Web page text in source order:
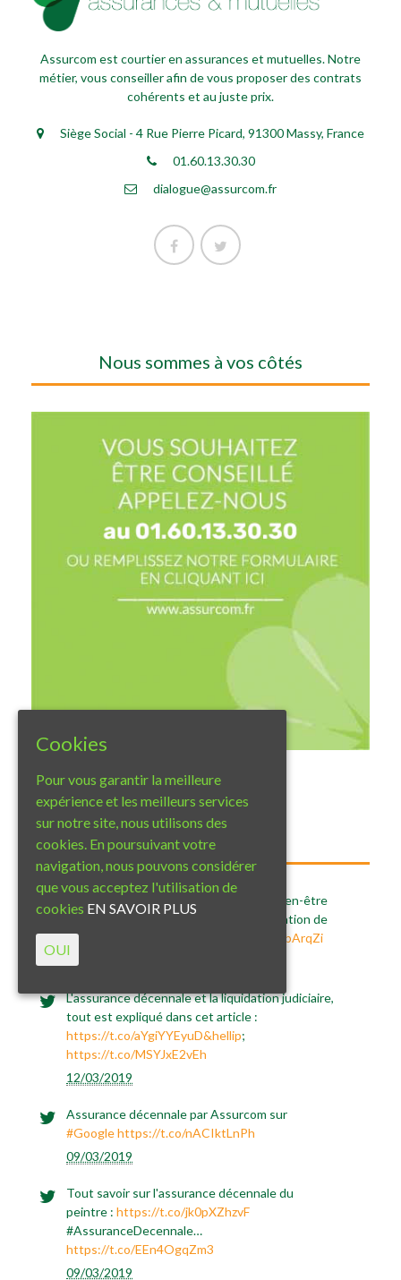
Assurcom est courtier en assurances et mutuelles. Notre
métier, vous conseiller afin de vous proposer des contrats
cohérents et au juste prix.
Siège Social - 4 Rue Pierre Picard, 91300 Massy, France
01.60.13.30.30
dialogue@assurcom.fr
Nous sommes à vos côtés
Twitter
Ce nouvel article "l’assurance RC Pro bien-être
et la chiromancie" met en avant l'intégration de
la#chiromancie
https://t.co/U9DQbArqZi
12/03/2019
L'assurance décennale et la liquidation judiciaire,
tout est expliqué dans cet article :
https://t.co/aYgiYYEyuD&hellip;
https://t.co/MSYJxE2vEh
12/03/2019
Assurance décennale par Assurcom sur
#Googlehttps://t.co/nACIktLnPh
09/03/2019
Tout savoir sur l'assurance décennale du
peintre : https://t.co/jk0pXZhzvF
#AssuranceDecennale…
https://t.co/EEn4OgqZm3
09/03/2019
Cookies
Pour vous garantir la meilleure
expérience et les meilleurs services
sur notre site, nous utilisons des
cookies. En poursuivant votre
navigation, nous pouvons considérer
que vous acceptez l'utilisation de
cookies EN SAVOIR PLUS
OUI